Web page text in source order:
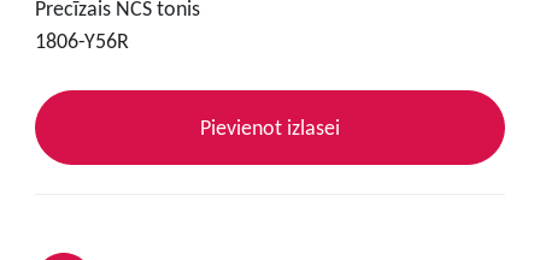
Precīzais NCS tonis
1806-Y56R
Pievienot izlasei